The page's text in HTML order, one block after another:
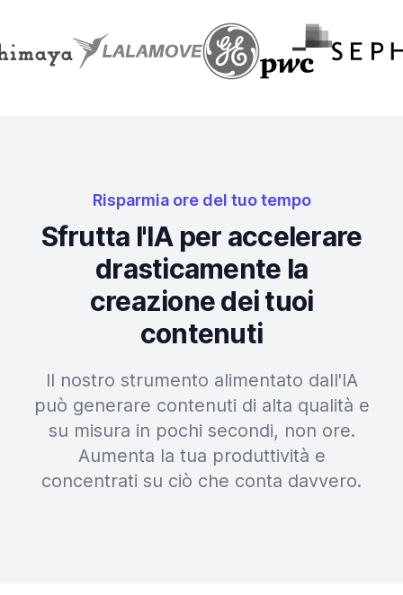
Risparmia ore del tuo tempo
Sfrutta l'IA per accelerare
drasticamente la
creazione dei tuoi
contenuti
Il nostro strumento alimentato dall'IA
può generare contenuti di alta qualità e
su misura in pochi secondi, non ore.
Aumenta la tua produttività e
concentrati su ciò che conta davvero.